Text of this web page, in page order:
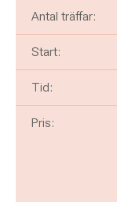
Antal träffar:
Start:
Tid:
Pris: